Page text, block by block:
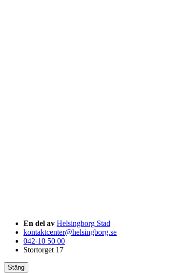
En del av Helsingborg Stad
kontaktcenter@helsingborg.se
042-10 50 00
Stortorget 17
Stäng